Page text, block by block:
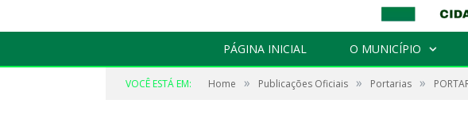
PÁGINA INICIAL O MUNICÍPIO
VOCÊ ESTÁ EM: Home » Publicações Oficiais » Portarias »